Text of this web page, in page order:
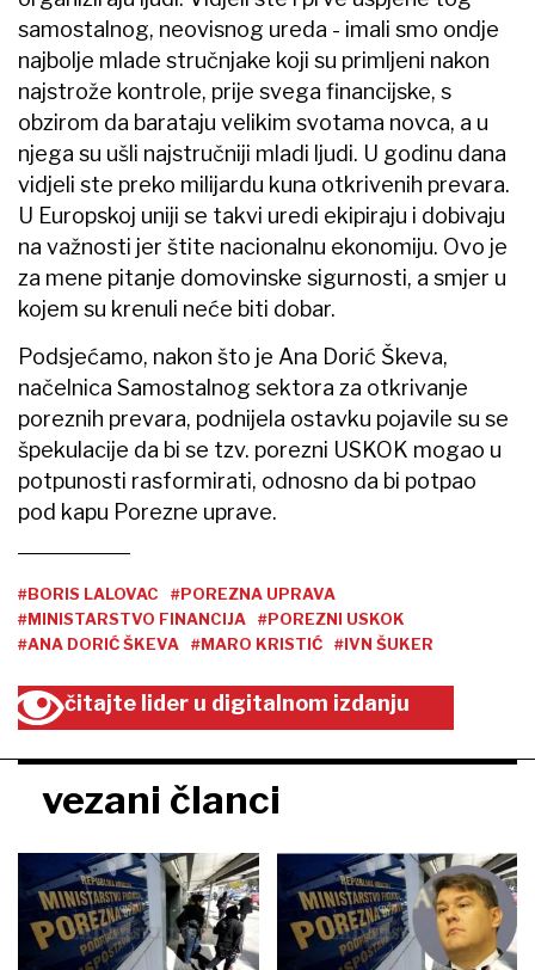
samostalnog, neovisnog ureda - imali smo ondje
najbolje mlade stručnjake koji su primljeni nakon
najstrože kontrole, prije svega financijske, s
obzirom da barataju velikim svotama novca, a u
njega su ušli najstručniji mladi ljudi. U godinu dana
vidjeli ste preko milijardu kuna otkrivenih prevara.
U Europskoj uniji se takvi uredi ekipiraju i dobivaju
na važnosti jer štite nacionalnu ekonomiju. Ovo je
za mene pitanje domovinske sigurnosti, a smjer u
kojem su krenuli neće biti dobar.
Podsjećamo, nakon što je Ana Dorić Škeva,
načelnica Samostalnog sektora za otkrivanje
poreznih prevara, podnijela ostavku pojavile su se
špekulacije da bi se tzv. porezni USKOK mogao u
potpunosti rasformirati, odnosno da bi potpao
pod kapu Porezne uprave.
#BORIS LALOVAC
#POREZNA UPRAVA
#MINISTARSTVO FINANCIJA
#POREZNI USKOK
#ANA DORIĆ ŠKEVA
#MARO KRISTIĆ #IVN ŠUKER
čitajte lider u digitalnom izdanju
vezani članci